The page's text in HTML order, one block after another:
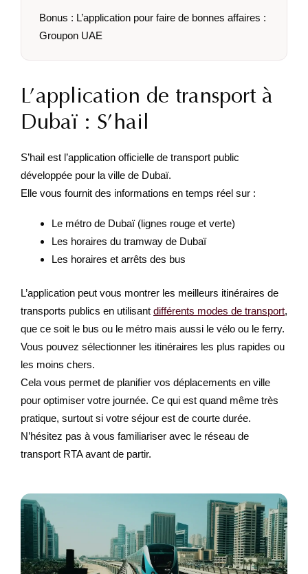
Bonus : L’application pour faire de bonnes affaires :
Groupon UAE
L’application de transport à
Dubaï : S’hail
S’hail est l’application officielle de transport public
développée pour la ville de Dubaï.
Elle vous fournit des informations en temps réel sur :
Le métro de Dubaï (lignes rouge et verte)
Les horaires du tramway de Dubaï
Les horaires et arrêts des bus
L’application peut vous montrer les meilleurs itinéraires de
transports publics en utilisant différents modes de transport,
que ce soit le bus ou le métro mais aussi le vélo ou le ferry.
Vous pouvez sélectionner les itinéraires les plus rapides ou
les moins chers.
Cela vous permet de planifier vos déplacements en ville
pour optimiser votre journée. Ce qui est quand même très
pratique, surtout si votre séjour est de courte durée.
N’hésitez pas à vous familiariser avec le réseau de
transport RTA avant de partir.